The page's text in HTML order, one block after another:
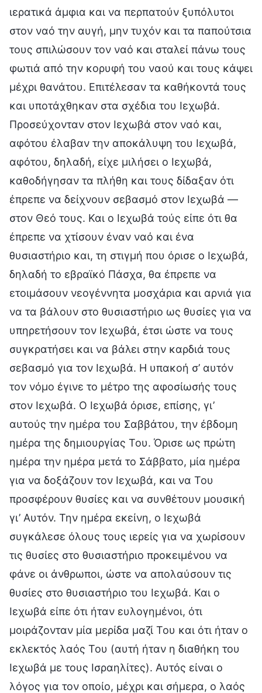
ιερατικά άμφια και να περπατούν ξυπόλυτοι
στον ναό την αυγή, μην τυχόν και τα παπούτσια
τους σπιλώσουν τον ναό και σταλεί πάνω τους
φωτιά από την κορυφή του ναού και τους κάψει
μέχρι θανάτου. Επιτέλεσαν τα καθήκοντά τους
και υποτάχθηκαν στα σχέδια του Ιεχωβά.
Προσεύχονταν στον Ιεχωβά στον ναό και,
αφότου έλαβαν την αποκάλυψη του Ιεχωβά,
αφότου, δηλαδή, είχε μιλήσει ο Ιεχωβά,
καθοδήγησαν τα πλήθη και τους δίδαξαν ότι
έπρεπε να δείχνουν σεβασμό στον Ιεχωβά —
στον Θεό τους. Και ο Ιεχωβά τούς είπε ότι θα
έπρεπε να χτίσουν έναν ναό και ένα
θυσιαστήριο και, τη στιγμή που όρισε ο Ιεχωβά,
δηλαδή το εβραϊκό Πάσχα, θα έπρεπε να
ετοιμάσουν νεογέννητα μοσχάρια και αρνιά για
να τα βάλουν στο θυσιαστήριο ως θυσίες για να
υπηρετήσουν τον Ιεχωβά, έτσι ώστε να τους
συγκρατήσει και να βάλει στην καρδιά τους
σεβασμό για τον Ιεχωβά. Η υπακοή σ’ αυτόν
τον νόμο έγινε το μέτρο της αφοσίωσής τους
στον Ιεχωβά. Ο Ιεχωβά όρισε, επίσης, γι’
αυτούς την ημέρα του Σαββάτου, την έβδομη
ημέρα της δημιουργίας Του. Όρισε ως πρώτη
ημέρα την ημέρα μετά το Σάββατο, μία ημέρα
για να δοξάζουν τον Ιεχωβά, και να Του
προσφέρουν θυσίες και να συνθέτουν μουσική
γι’ Αυτόν. Την ημέρα εκείνη, ο Ιεχωβά
συγκάλεσε όλους τους ιερείς για να χωρίσουν
τις θυσίες στο θυσιαστήριο προκειμένου να
φάνε οι άνθρωποι, ώστε να απολαύσουν τις
θυσίες στο θυσιαστήριο του Ιεχωβά. Και ο
Ιεχωβά είπε ότι ήταν ευλογημένοι, ότι
μοιράζονταν μία μερίδα μαζί Του και ότι ήταν ο
εκλεκτός λαός Του (αυτή ήταν η διαθήκη του
Ιεχωβά με τους Ισραηλίτες). Αυτός είναι ο
λόγος για τον οποίο, μέχρι και σήμερα, ο λαός